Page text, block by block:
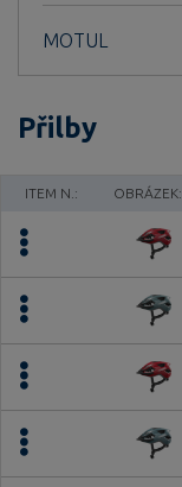
MOTUL
Přilby
ITEM N.: OBRÁZEK: